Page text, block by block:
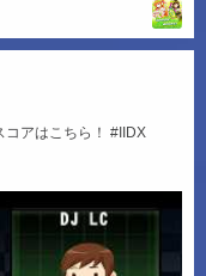
コアはこちら！ #IIDX